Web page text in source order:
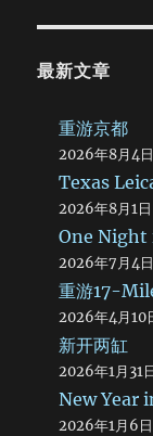
最新文章
重游京都
2026年8月4日
Texas
2026年8月1日
One
2026年7月4日
重游17-
2026年4月10
新开两缸
2026年1月31
New Year
2026年1月6日